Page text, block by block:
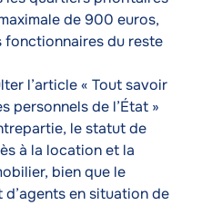
de 900 euros,
du reste
l’article « Tout savoir
personnels de l’État »
le statut de
à la location et la
bien que le
en situation de